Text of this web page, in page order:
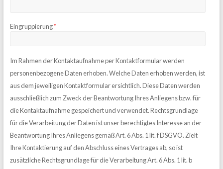
Eingruppierung*
Im Rahmen der Kontaktaufnahme per Kontaktformular werden
personenbezogene Daten erhoben. Welche Daten erhoben werden, ist
aus dem jeweiligen Kontaktformular ersichtlich. Diese Daten werden
ausschließlich zum Zweck der Beantwortung Ihres Anliegens bzw. für
die Kontaktaufnahme gespeichert und verwendet. Rechtsgrundlage
für die Verarbeitung der Daten ist unser berechtigtes Interesse an der
Beantwortung Ihres Anliegens gemäß Art. 6 Abs. 1 lit. f DSGVO. Zielt
Ihre Kontaktierung auf den Abschluss eines Vertrages ab, so ist
zusätzliche Rechtsgrundlage für die Verarbeitung Art. 6 Abs. 1 lit. b